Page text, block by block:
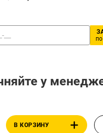
у
В КОРЗИНУ